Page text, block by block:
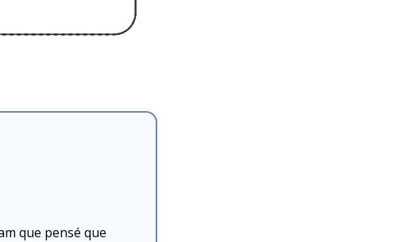
que pensé que